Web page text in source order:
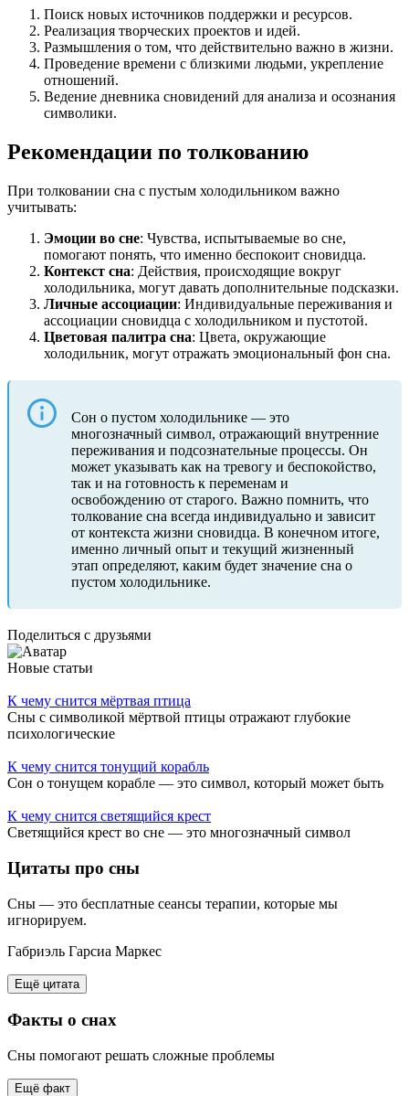
Поиск новых источников поддержки и ресурсов.
Реализация творческих проектов и идей.
Размышления о том, что действительно важно в жизни.
Проведение времени с близкими людьми, укрепление
отношений.
Ведение дневника сновидений для анализа и осознания
символики.
Рекомендации по толкованию
При толковании сна с пустым холодильником важно
учитывать:
Эмоции во сне: Чувства, испытываемые во сне,
помогают понять, что именно беспокоит сновидца.
Контекст сна: Действия, происходящие вокруг
холодильника, могут давать дополнительные подсказки.
Личные ассоциации: Индивидуальные переживания и
ассоциации сновидца с холодильником и пустотой.
Цветовая палитра сна: Цвета, окружающие
холодильник, могут отражать эмоциональный фон сна.
Сон о пустом холодильнике — это
многозначный символ, отражающий внутренние
переживания и подсознательные процессы. Он
может указывать как на тревогу и беспокойство,
так и на готовность к переменам и
освобождению от старого. Важно помнить, что
толкование сна всегда индивидуально и зависит
от контекста жизни сновидца. В конечном итоге,
именно личный опыт и текущий жизненный
этап определяют, каким будет значение сна о
пустом холодильнике.
Поделиться с друзьями
Новые статьи
К чему снится мёртвая птица
Сны с символикой мёртвой птицы отражают глубокие
психологические
К чему снится тонущий корабль
Сон о тонущем корабле — это символ, который может быть
К чему снится светящийся крест
Светящийся крест во сне — это многозначный символ
Цитаты про сны
Сны — это бесплатные сеансы терапии, которые мы
игнорируем.
Габриэль Гарсиа Маркес
Ещё цитата
Факты о снах
Сны помогают решать сложные проблемы
Ещё факт